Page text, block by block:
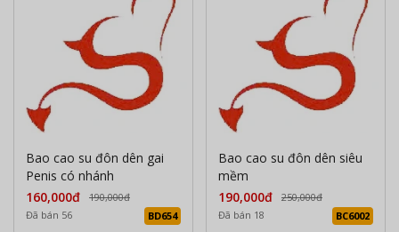
Bao cao su đôn dên gai
Penis có nhánh
160,000đ
190,000đ
Đã bán 56
BD654
Bao cao su đôn dên siêu
mềm
190,000đ
250,000đ
Đã bán 18
BC6002